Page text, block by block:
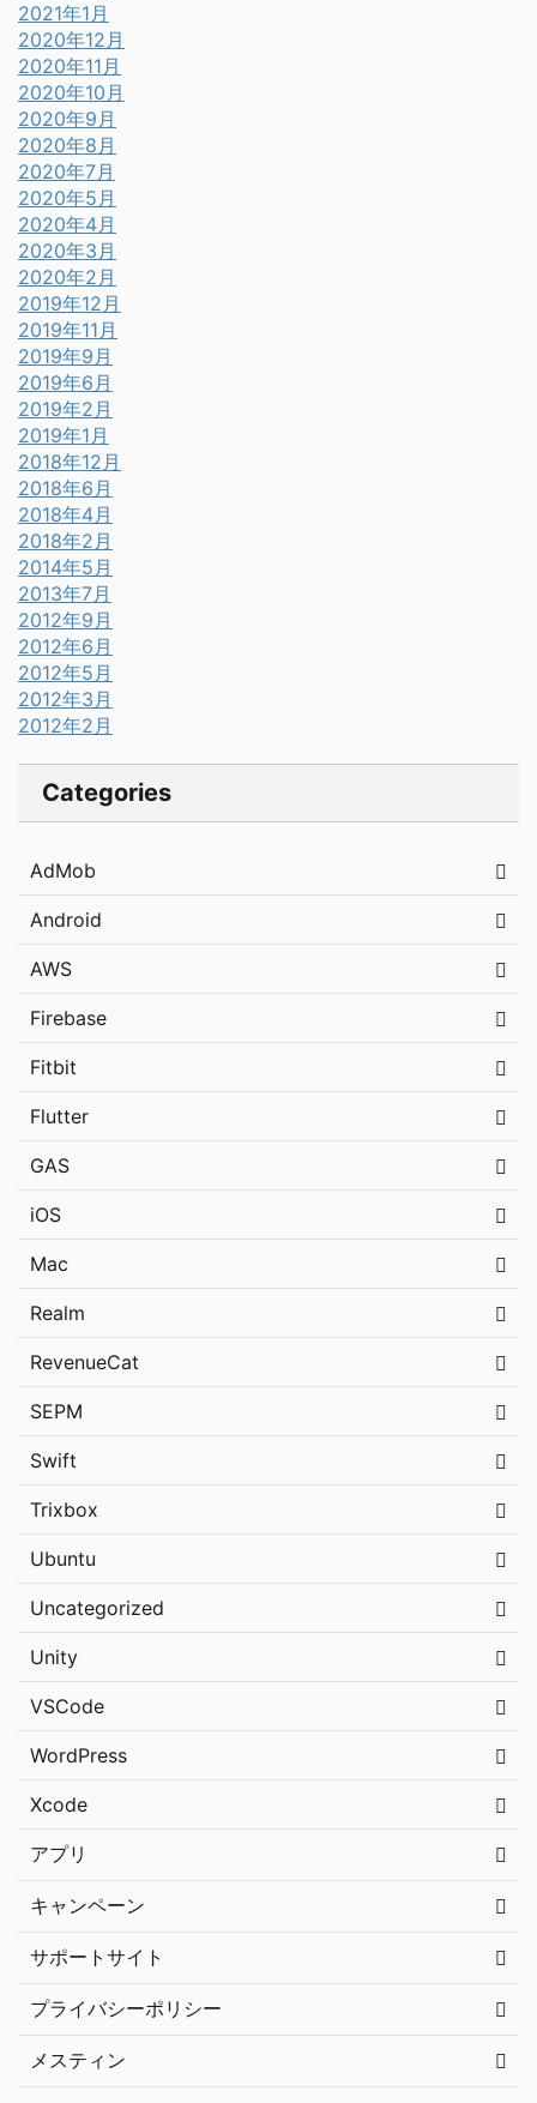
2021年1月
2020年12月
2020年11月
2020年10月
2020年9月
2020年8月
2020年7月
2020年5月
2020年4月
2020年3月
2020年2月
2019年12月
2019年11月
2019年9月
2019年6月
2019年2月
2019年1月
2018年12月
2018年6月
2018年4月
2018年2月
2014年5月
2013年7月
2012年9月
2012年6月
2012年5月
2012年3月
2012年2月
Categories
AdMob
Android
AWS
Firebase
Fitbit
Flutter
GAS
iOS
Mac
Realm
RevenueCat
SEPM
Swift
Trixbox
Ubuntu
Uncategorized
Unity
VSCode
WordPress
Xcode
アプリ
キャンペーン
サポートサイト
プライバシーポリシー
メスティン